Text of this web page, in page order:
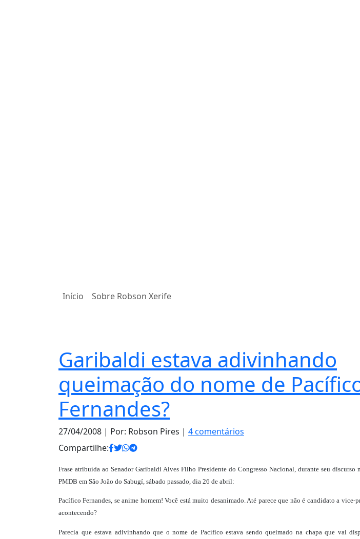
Início Sobre Robson Xerife
Garibaldi estava adivinhando
queimação do nome de
Fernandes?
27/04/2008 | Por: Robson Pires | 4 comentários
Compartilhe:
Frase atribuída ao Senador Garibaldi Alves Filho Presidente do Congresso Nacional, durante seu discurso
PMDB em São João do Sabugí, sábado passado, dia 26 de abril:
Pacífico Fernandes, se anime homem! Você está muito desanimado. Até parece que não é candidato a vice-
acontecendo?
Parecia que estava adivinhando que o nome de Pacífico estava sendo queimado na chapa que vai